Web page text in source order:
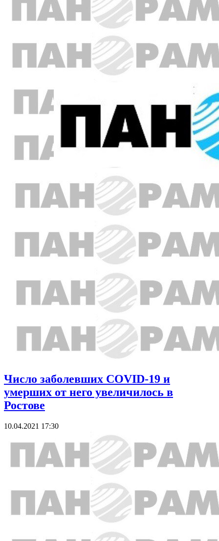
Число заболевших COVID-19 и
умерших от него увеличилось в
Ростове
10.04.2021 17:30